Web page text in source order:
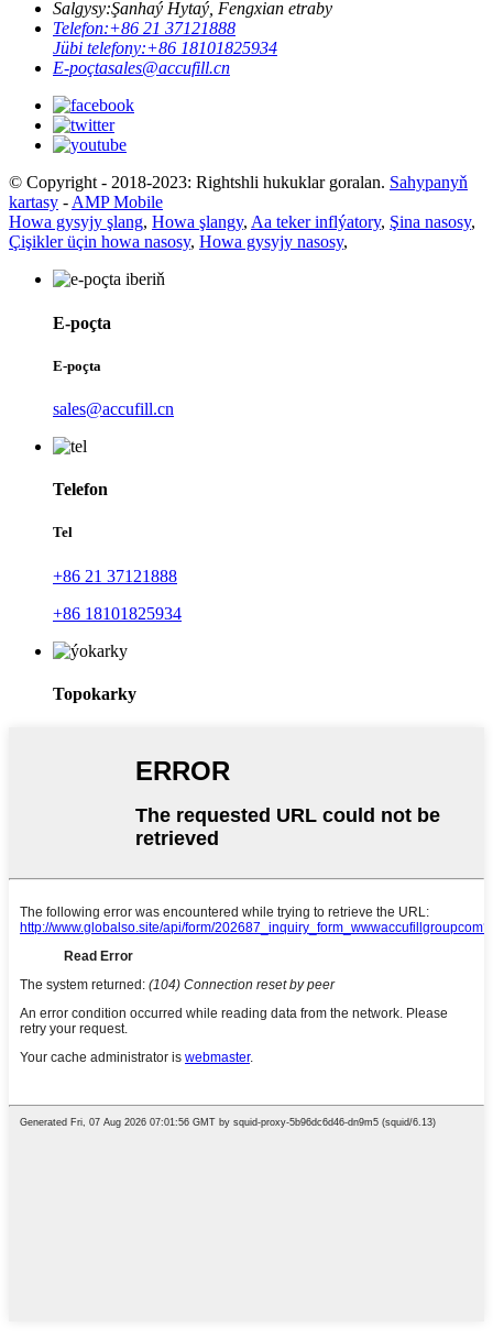
Salgysy:Şanhaý Hytaý, Fengxian etraby
Telefon:+86 21 37121888
Jübi telefony:+86 18101825934
E-poçtasales@accufill.cn
© Copyright - 2018-2023: Rightshli hukuklar goralan. Sahypanyň
kartasy - AMP Mobile
Howa gysyjy şlang, Howa şlangy, Aa teker inflýatory, Şina nasosy,
Çişikler üçin howa nasosy, Howa gysyjy nasosy,
E-poçta
E-poçta
sales@accufill.cn
Telefon
Tel
+86 21 37121888
+86 18101825934
Topokarky